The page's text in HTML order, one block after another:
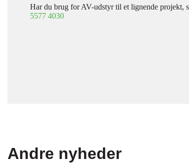
Har du brug for AV-udstyr til et lignende projekt,
5577 4030
Andre nyheder